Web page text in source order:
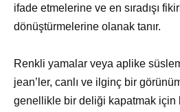
ifade etmelerine ve en sıradışı
dönüştürmelerine olanak tanır.
Renkli yamalar veya aplike
jean’ler, canlı ve ilginç bir
genellikle bir deliği kapatmak için